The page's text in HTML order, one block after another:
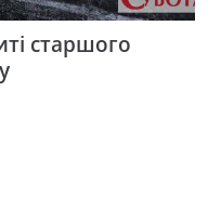
старшого